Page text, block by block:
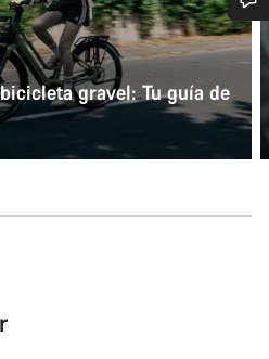
gravel: Tu guía de
encantados de responder a tus